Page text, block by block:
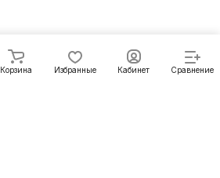
Корзина Избранные Кабинет Сравнение